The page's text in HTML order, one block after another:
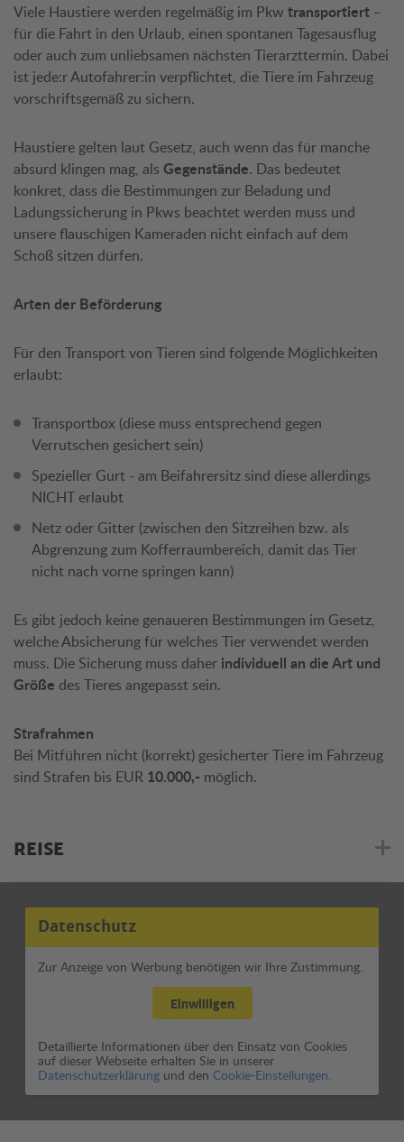
Viele Haustiere werden regelmäßig im Pkw transportiert –
für die Fahrt in den Urlaub, einen spontanen Tagesausflug
oder auch zum unliebsamen nächsten Tierarzttermin. Dabei
ist jede:r Autofahrer:in verpflichtet, die Tiere im Fahrzeug
vorschriftsgemäß zu sichern.
Haustiere gelten laut Gesetz, auch wenn das für manche
absurd klingen mag, als Gegenstände. Das bedeutet
konkret, dass die Bestimmungen zur Beladung und
Ladungssicherung in Pkws beachtet werden muss und
unsere flauschigen Kameraden nicht einfach auf dem
Schoß sitzen dürfen.
Arten der Beförderung
Für den Transport von Tieren sind folgende Möglichkeiten
erlaubt:
Transportbox (diese muss entsprechend gegen
Verrutschen gesichert sein)
Spezieller Gurt - am Beifahrersitz sind diese allerdings
NICHT erlaubt
Netz oder Gitter (zwischen den Sitzreihen bzw. als
Abgrenzung zum Kofferraumbereich, damit das Tier
nicht nach vorne springen kann)
Es gibt jedoch keine genaueren Bestimmungen im Gesetz,
welche Absicherung für welches Tier verwendet werden
muss. Die Sicherung muss daher individuell an die Art und
Größe des Tieres angepasst sein.
Strafrahmen
Bei Mitführen nicht (korrekt) gesicherter Tiere im Fahrzeug
sind Strafen bis EUR 10.000,- möglich.
REISE
Datenschutz
Zur Anzeige von Werbung benötigen wir Ihre Zustimmung.
Einwilligen
Detaillierte Informationen über den Einsatz von Cookies
auf dieser Webseite erhalten Sie in unserer
Datenschutzerklärung und den Cookie-Einstellungen.